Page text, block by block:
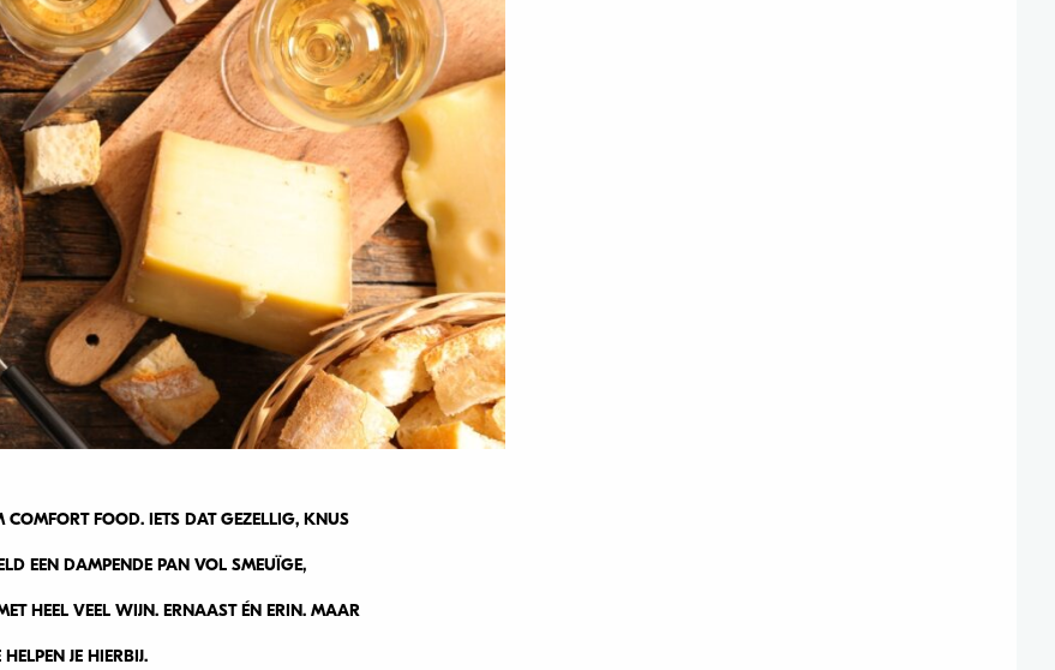
FOOD. IETS DAT GEZELLIG, KNUS
EEN DAMPENDE PAN VOL SMEUÏGE,
HEEL VEEL WIJN. ERNAAST ÉN ERIN. MAAR
JE HIERBIJ.